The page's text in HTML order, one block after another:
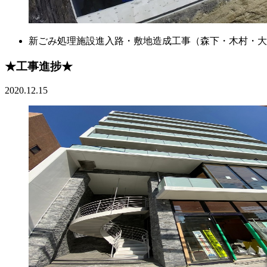
新ごみ処理施設進入路・敷地造成工事（森下・木村・
★工事進捗★
2020.12.15